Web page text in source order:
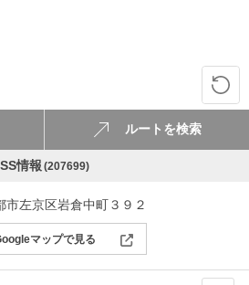
SS情報 (207699)
市左京区岩倉中町３９２
マップで見る
ルートを検索